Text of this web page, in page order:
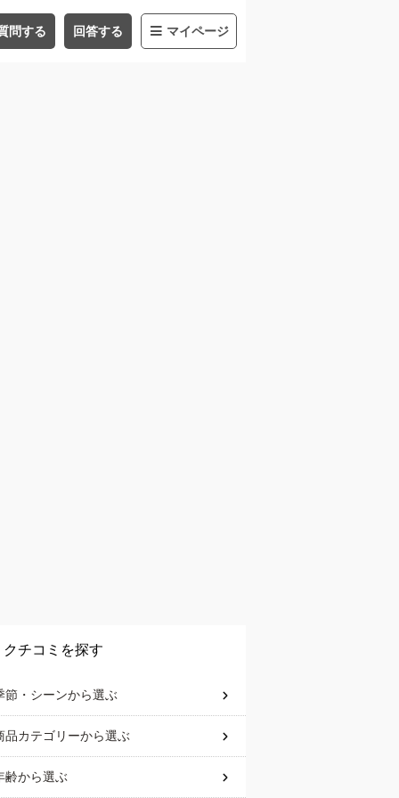
問する 回答する マイページ
クチコミを探す
節・シーンから選ぶ
品カテゴリーから選ぶ
齢から選ぶ